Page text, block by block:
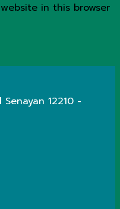
in this browser
12210 -